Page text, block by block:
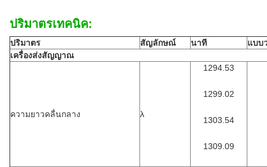
ปริมาตรเทคนิค:
ปริมาตร สัญลักษณ์ นาที
แบบ
เครื่องส่งสัญญาณ
ความยาวคลื่นกลาง λ
1294.53
1299.02
1303.54
1309.09